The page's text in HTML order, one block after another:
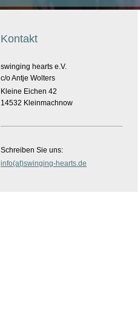
Kontakt
swinging hearts e.V.
c/o Antje Wolters
Kleine Eichen 42
14532 Kleinmachnow
Schreiben Sie uns:
info(at)swinging-hearts.de